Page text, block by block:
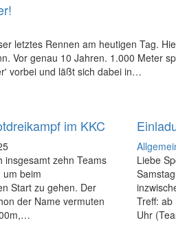
letztes Rennen am heutigen Tag.
Vor genau 10 Jahren. 1.000 Meter
vorbei und läßt sich dabei in…
im KKC
insgesamt zehn Teams
um beim
Start zu gehen. Der
der Name vermuten
Liebe
Treff:
Uhr